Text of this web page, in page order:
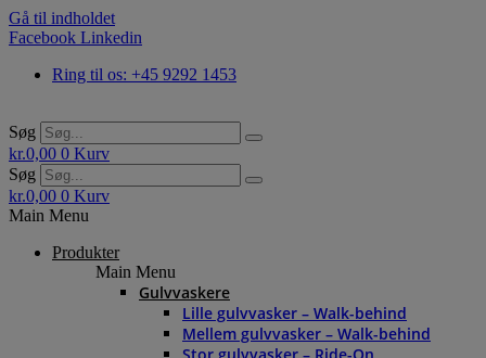
Gå til indholdet
Facebook Linkedin
Ring til os: +45 9292 1453
Søg
kr.0,00 0 Kurv
Søg
kr.0,00 0 Kurv
Main Menu
Produkter
Main Menu
Gulvvaskere
Lille gulvvasker – Walk-behind
Mellem gulvvasker – Walk-behind